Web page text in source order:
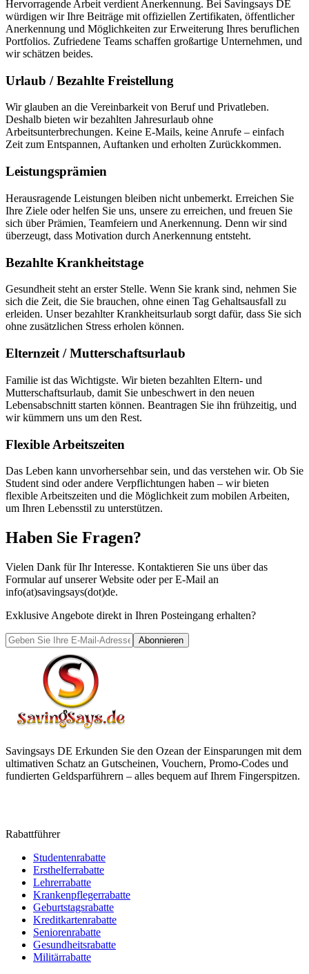
Hervorragende Arbeit verdient Anerkennung. Bei Savingsays DE
würdigen wir Ihre Beiträge mit offiziellen Zertifikaten, öffentlicher
Anerkennung und Möglichkeiten zur Erweiterung Ihres beruflichen
Portfolios. Zufriedene Teams schaffen großartige Unternehmen, und
wir schätzen beides.
Urlaub / Bezahlte Freistellung
Wir glauben an die Vereinbarkeit von Beruf und Privatleben.
Deshalb bieten wir bezahlten Jahresurlaub ohne
Arbeitsunterbrechungen. Keine E-Mails, keine Anrufe – einfach
Zeit zum Entspannen, Auftanken und erholten Zurückkommen.
Leistungsprämien
Herausragende Leistungen bleiben nicht unbemerkt. Erreichen Sie
Ihre Ziele oder helfen Sie uns, unsere zu erreichen, und freuen Sie
sich über Prämien, Teamfeiern und Anerkennung. Denn wir sind
überzeugt, dass Motivation durch Anerkennung entsteht.
Bezahlte Krankheitstage
Gesundheit steht an erster Stelle. Wenn Sie krank sind, nehmen Sie
sich die Zeit, die Sie brauchen, ohne einen Tag Gehaltsausfall zu
erleiden. Unser bezahlter Krankheitsurlaub sorgt dafür, dass Sie sich
ohne zusätzlichen Stress erholen können.
Elternzeit / Mutterschaftsurlaub
Familie ist das Wichtigste. Wir bieten bezahlten Eltern- und
Mutterschaftsurlaub, damit Sie unbeschwert in den neuen
Lebensabschnitt starten können. Beantragen Sie ihn frühzeitig, und
wir kümmern uns um den Rest.
Flexible Arbeitszeiten
Das Leben kann unvorhersehbar sein, und das verstehen wir. Ob Sie
Student sind oder andere Verpflichtungen haben – wir bieten
flexible Arbeitszeiten und die Möglichkeit zum mobilen Arbeiten,
um Ihren Lebensstil zu unterstützen.
Haben Sie Fragen?
Vielen Dank für Ihr Interesse. Kontaktieren Sie uns über das
Formular auf unserer Website oder per E-Mail an
info(at)savingsays(dot)de.
Exklusive Angebote direkt in Ihren Posteingang erhalten?
Abonnieren
Savingsays DE Erkunden Sie den Ozean der Einsparungen mit dem
ultimativen Schatz an Gutscheinen, Vouchern, Promo-Codes und
fundierten Geldsparführern – alles bequem auf Ihrem Fingerspitzen.
Rabattführer
Studentenrabatte
Ersthelferrabatte
Lehrerrabatte
Krankenpflegerrabatte
Geburtstagsrabatte
Kreditkartenrabatte
Seniorenrabatte
Gesundheitsrabatte
Militärrabatte